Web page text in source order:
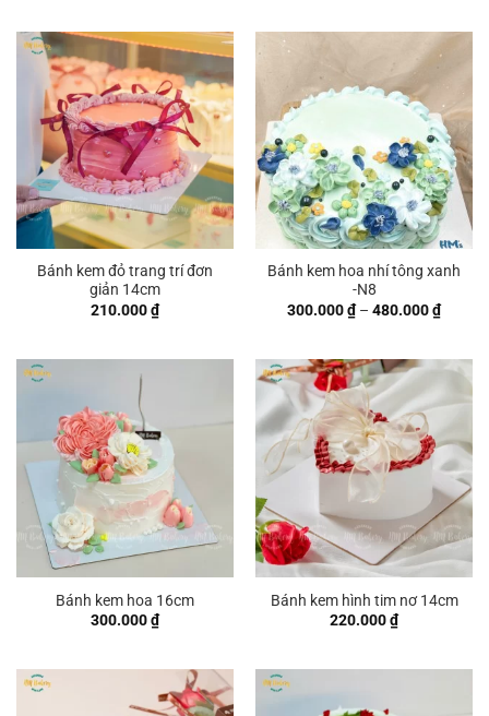
Bánh kem đỏ trang trí đơn
giản 14cm
210.000₫
Bánh kem hoa nhí tông xanh
-N8
300.000₫ – 480.000₫
giá:
Bánh kem hoa 16cm
300.000₫
Bánh kem hình tim nơ 14cm
220.000₫